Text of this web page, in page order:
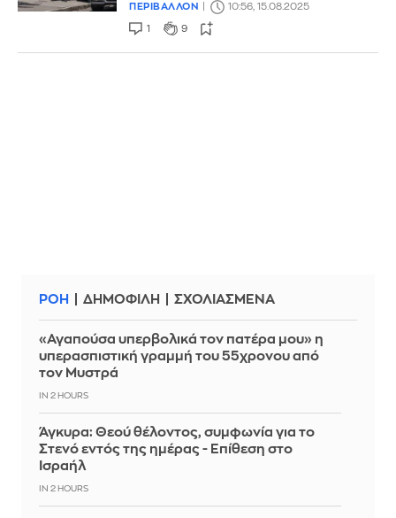
ΠΕΡΙΒΑΛΛΟΝ 10:56, 15.08.2025
1 9
ΡΟΗ ΔΗΜΟΦΙΛΗ ΣΧΟΛΙΑΣΜΕΝΑ
«Αγαπούσα υπερβολικά τον πατέρα μου» η
υπερασπιστική γραμμή του 55χρονου από
τον Μυστρά
IN 2 HOURS
Άγκυρα: Θεού θέλοντος, συμφωνία για το
Στενό εντός της ημέρας - Επίθεση στο
Ισραήλ
IN 2 HOURS